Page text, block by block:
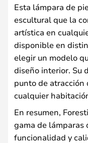
Esta lámpara de
escultural que la
artística en
disponible en
elegir un modelo
diseño interior. Su
punto de atracción
cualquier
En resumen,
gama de lámparas
funcionalidad y